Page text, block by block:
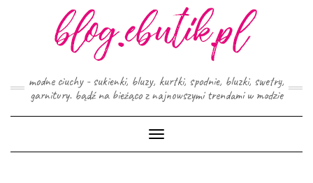
modne ciuchy - sukienki, bluzy, kurtki, spodnie, bluzki, swetry,
garnitury. bądź na bieżąco z najnowszymi trendami w modzie
Toggle
Navigation